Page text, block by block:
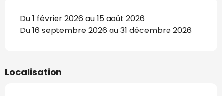
Du 1 février 2026 au 15 août 2026
Du 16 septembre 2026 au 31 décembre 2026
Localisation